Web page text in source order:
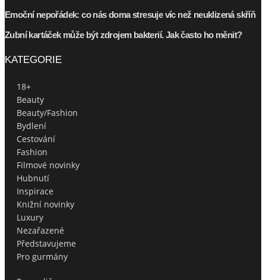
Emoční nepořádek: co nás doma stresuje víc než neuklizená skříň
Zubní kartáček může být zdrojem bakterií. Jak často ho měnit?
KATEGORIE
18+
Beauty
Beauty/Fashion
Bydlení
Cestování
Fashion
Filmové novinky
Hubnutí
Inspirace
Knižní novinky
Luxury
Nezařazené
Představujeme
Pro gurmány